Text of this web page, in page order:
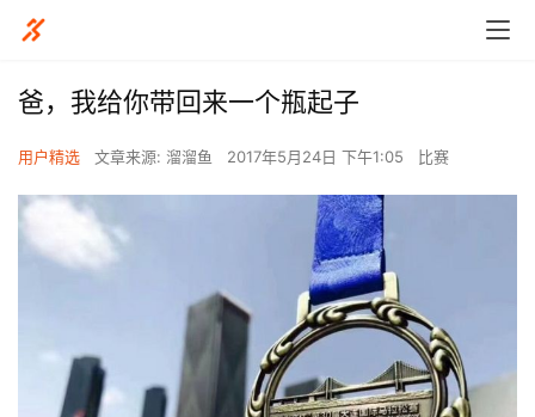
爸，我给你带回来一个瓶起子
用户精选 文章来源: 溜溜鱼 2017年5月24日 下午1:05 比赛